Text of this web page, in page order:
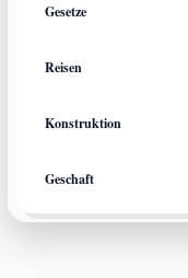
Gesetze
Reisen
Konstruktion
Geschaft